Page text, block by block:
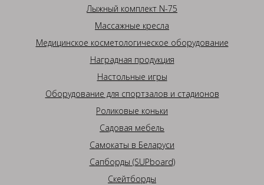
Лыжный комплект N-75
Массажные кресла
Медицинское косметологическое оборудование
Наградная продукция
Настольные игры
Оборудование для спортзалов и стадионов
Роликовые коньки
Садовая мебель
Самокаты в Беларуси
Сапборды (SUPboard)
Скейтборды